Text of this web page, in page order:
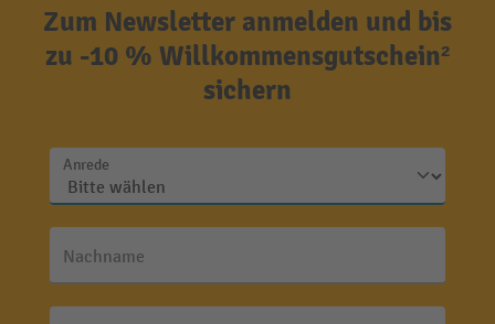
Zum Newsletter anmelden und bis
zu -10 % Willkommensgutschein²
sichern
Anrede
Nachname